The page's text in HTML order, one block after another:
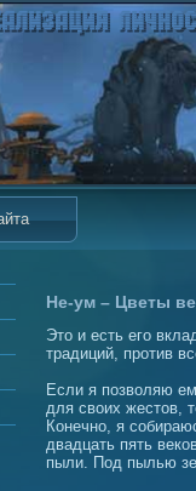
Не-ум – Цветы
Это и есть его
традиций, против
Если я позволяю
для своих жестов,
Конечно, я
двадцать пять
пыли. Под пылью